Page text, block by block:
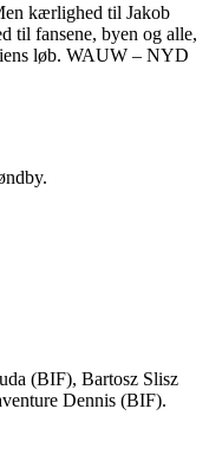
kærlighed til Jakob
til fansene, byen og alle,
løb. WAUW – NYD
(BIF), Bartosz Slisz
Dennis (BIF).